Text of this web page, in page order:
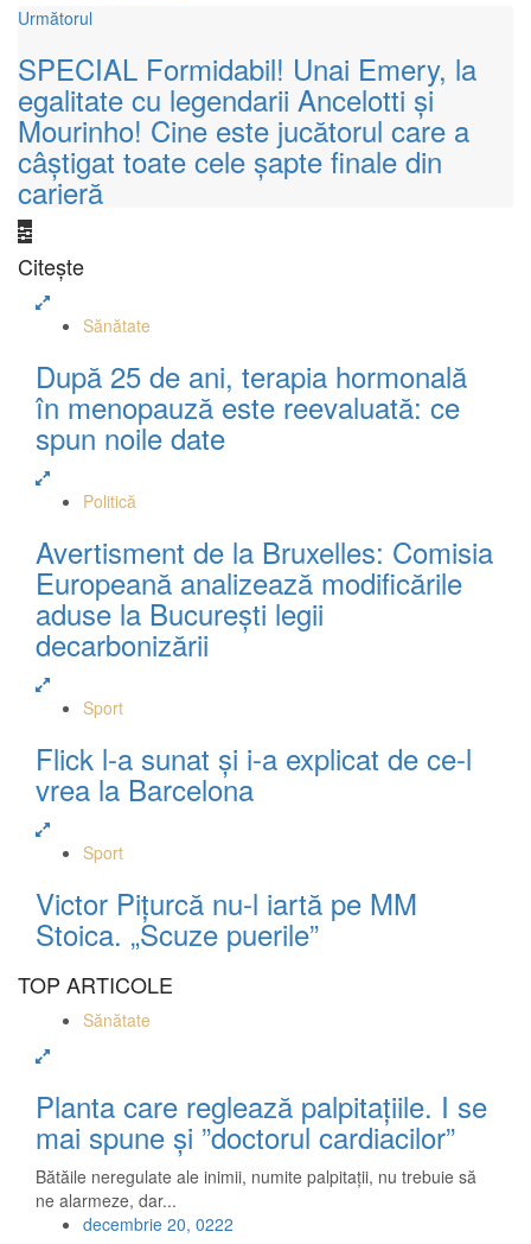
Următorul
SPECIAL Formidabil! Unai Emery, la
egalitate cu legendarii Ancelotti și
Mourinho! Cine este jucătorul care a
câștigat toate cele șapte finale din
carieră
Citește
Sănătate
După 25 de ani, terapia hormonală
în menopauză este reevaluată: ce
spun noile date
Politică
Avertisment de la Bruxelles: Comisia
Europeană analizează modificările
aduse la București legii
decarbonizării
Sport
Flick l-a sunat și i-a explicat de ce-l
vrea la Barcelona
Sport
Victor Pițurcă nu-l iartă pe MM
Stoica. „Scuze puerile”
TOP ARTICOLE
Sănătate
Planta care reglează palpitațiile. I se
mai spune şi ”doctorul cardiacilor”
Bătăile neregulate ale inimii, numite palpitaţii, nu trebuie să
ne alarmeze, dar...
decembrie 20, 0222